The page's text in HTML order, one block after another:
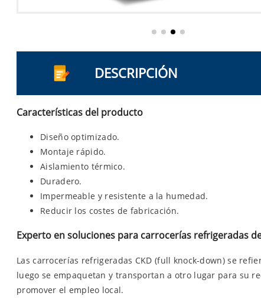
DESCRIPCIÓN
Características del producto
Diseño optimizado.
Montaje rápido.
Aislamiento térmico.
Duradero.
Impermeable y resistente a la humedad.
Reducir los costes de fabricación.
Experto en soluciones para carrocerías refrigeradas
Las carrocerías refrigeradas CKD (full knock-down) se
luego se empaquetan y transportan a otro lugar para su
promover el empleo local.